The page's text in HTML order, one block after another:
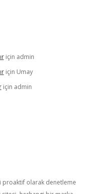
için admin
için Umay
için admin
proaktif olarak denetleme